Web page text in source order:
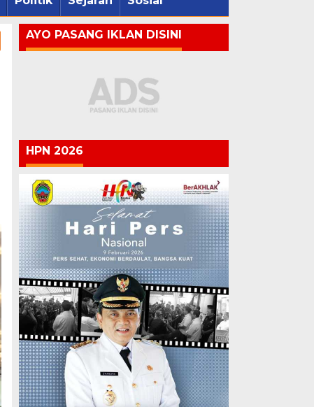
AYO PASANG IKLAN DISINI
HPN 2026